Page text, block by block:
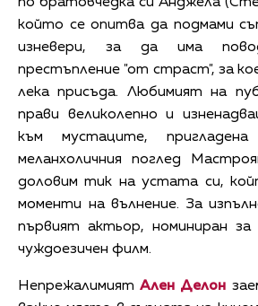
който се опитва да подмами
изневери, за да има
престъпление "от страст", за
лека присъда. Любимият на
прави великолепно и
към мустаците,
меланхоличния поглед
доловим тик на устата си,
моменти на вълнение. За
първият актьор, номиниран
чуждоезичен филм.
НепрежалимиятАлен Делон